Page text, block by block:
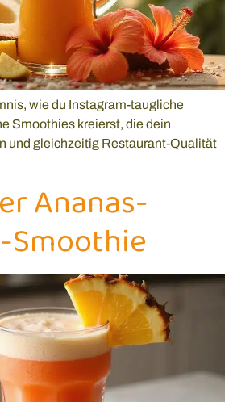
wie du Instagram-taugliche
Smoothies kreierst, die dein
und gleichzeitig Restaurant-Qualität
Ananas-
Smoothie